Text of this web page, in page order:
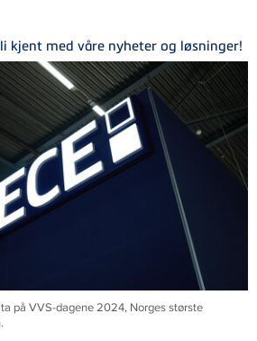
kjent med våre nyheter og løsninger!
på VVS-dagene 2024, Norges største